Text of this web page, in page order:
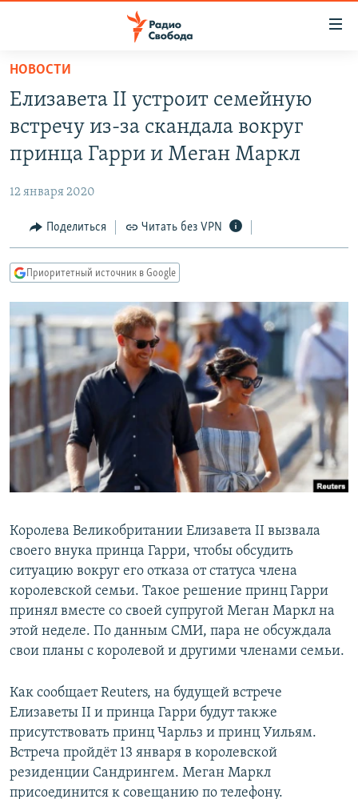
упрощенного
доступа
основному
Вернутся
Вернутся
поиску
АВТОРСКИЕ ПРОЕКТЫ
МНЕНИЯ
КУЛЬТУРА
КАВКАЗ.РЕАЛИИ
СЕВЕР.РЕАЛИИ
СИБИРЬ.РЕАЛИИ
РАСПИСАНИЕ ВЕЩАНИЯ
ПОДПИШИТЕСЬ НА РАССЫЛКУ
СОЦИАЛЬНЫЕ СЕТИ
Все сайты РСЕ/РС
НОВОСТИ
Елизавета II устроит семейную
встречу из-за скандала вокруг
принца Гарри и Меган Маркл
12 января 2020
Поделиться Читать без VPN
Приоритетный источник в Google
Королева Великобритании Елизавета II вызвала
своего внука принца Гарри, чтобы обсудить
ситуацию вокруг его отказа от статуса члена
королевской семьи. Такое решение принц Гарри
принял вместе со своей супругой Меган Маркл на
этой неделе. По данным СМИ, пара не обсуждала
свои планы с королевой и другими членами семьи.
Как сообщает Reuters, на будущей встрече
Елизаветы II и принца Гарри будут также
присутствовать принц Чарльз и принц Уильям.
Встреча пройдёт 13 января в королевской
резиденции Сандрингем. Меган Маркл
присоединится к совещанию по телефону.